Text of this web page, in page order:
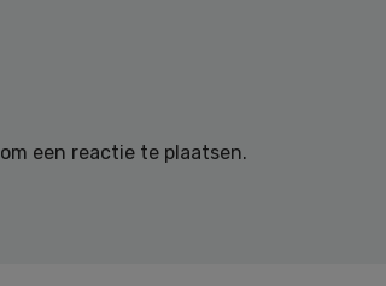
om een reactie te plaatsen.